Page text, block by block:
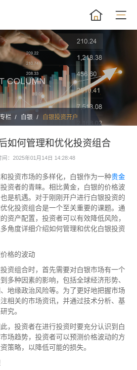
COLUMN
栏 白银 白银投资开户
如何管理和优化投资组合
间：2025年01月14日 14:28:48
投资市场的多样化，白银作为一种贵金
资者的青睐。相比黄金，白银的价格波
是机遇。对于刚刚开户进行白银投资的
化投资组合是一个至关重要的课题。通
资产配置，投资者可以有效降低风险，
角度详细介绍如何管理和优化白银投资
格的波动
资组合时，首先需要对白银市场有一个
多种因素的影响，包括全球经济形势、
地缘政治风险等。为了更好地把握市场
相关的市场资讯，并通过技术分析、基
究。
，投资者在进行投资时要充分认识到白
场趋势，投资者可以预测价格波动的方
策略，以降低可能的损失。